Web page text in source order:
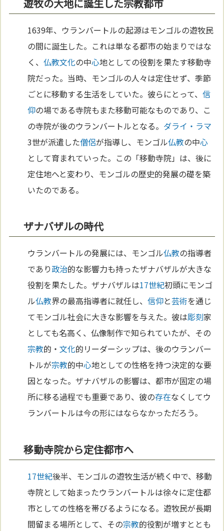
遊牧の大地に誕生した宗教都市
1639年、ウランバートルの起源はモンゴルの遊牧民
の間に誕生した。これは単なる都市の始まりではな
く、仏教文化の中心地としての役割を果たす移動寺
院だった。当時、モンゴルの人々は定住せず、季節
ごとに移動する生活をしていた。彼らにとって、信
仰の場である寺院もまた移動可能なものであり、こ
の寺院が後のウランバートルとなる。 ダライ・ラマ
3世が派遣した僧侶が指導し、モンゴル仏教の中心
として育まれていった。この「移動寺院」は、後に
定住地へと変わり、モンゴルの歴史的発展の礎を築
いたのである。
ザナバザルの時代
ウランバートルの発展には、モンゴル仏教の指導者
であり政治的な影響力も持ったザナバザルが大きな
役割を果たした。ザナバザルは17世紀初頭にモンゴ
ル仏教界の最高指導者に就任し、信仰と芸術を通じ
てモンゴル社会に大きな影響を与えた。彼は彫刻家
としても名高く、仏像制作で知られていたが、その
宗教的・文化的リーダーシップは、後のウランバー
トルが宗教的中心地としての性格を持つ決定的な要
因となった。ザナバザルの影響は、都市が固定の場
所に移る過程でも重要であり、彼の存在なくしてウ
ランバートルは今の形にはならなかっただろう。
移動寺院から定住都市へ
17世紀後半、モンゴルの遊牧生活が続く中で、移動
寺院として始まったウランバートルは徐々に定住都
市としての性格を帯びるようになる。遊牧民が長期
間留まる場所として、その宗教的役割が増すととも